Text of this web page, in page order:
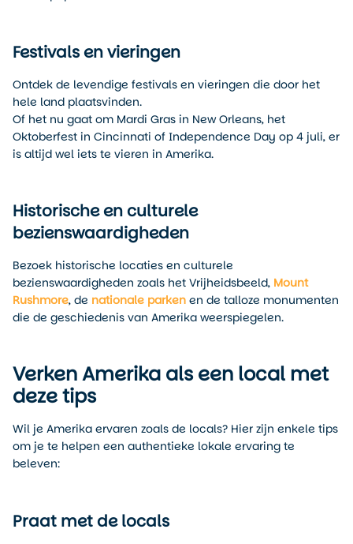
Festivals en vieringen
Ontdek de levendige festivals en vieringen die door het
hele land plaatsvinden.
Of het nu gaat om Mardi Gras in New Orleans, het
Oktoberfest in Cincinnati of Independence Day op 4 juli, er
is altijd wel iets te vieren in Amerika.
Historische en culturele
bezienswaardigheden
Bezoek historische locaties en culturele
bezienswaardigheden zoals het Vrijheidsbeeld, Mount
Rushmore, de nationale parken en de talloze monumenten
die de geschiedenis van Amerika weerspiegelen.
Verken Amerika als een local met
deze tips
Wil je Amerika ervaren zoals de locals? Hier zijn enkele tips
om je te helpen een authentieke lokale ervaring te
beleven:
Praat met de locals